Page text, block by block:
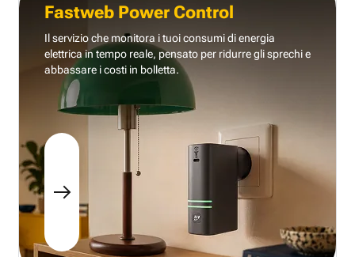
Fastweb Power Control
Il servizio che monitora i tuoi consumi di energia
elettrica in tempo reale, pensato per ridurre gli sprechi e
abbassare i costi in bolletta.